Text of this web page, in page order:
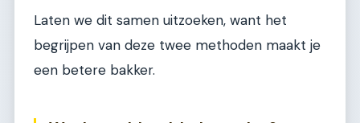
Laten we dit samen uitzoeken, want het
begrijpen van deze twee methoden maakt je
een betere bakker.